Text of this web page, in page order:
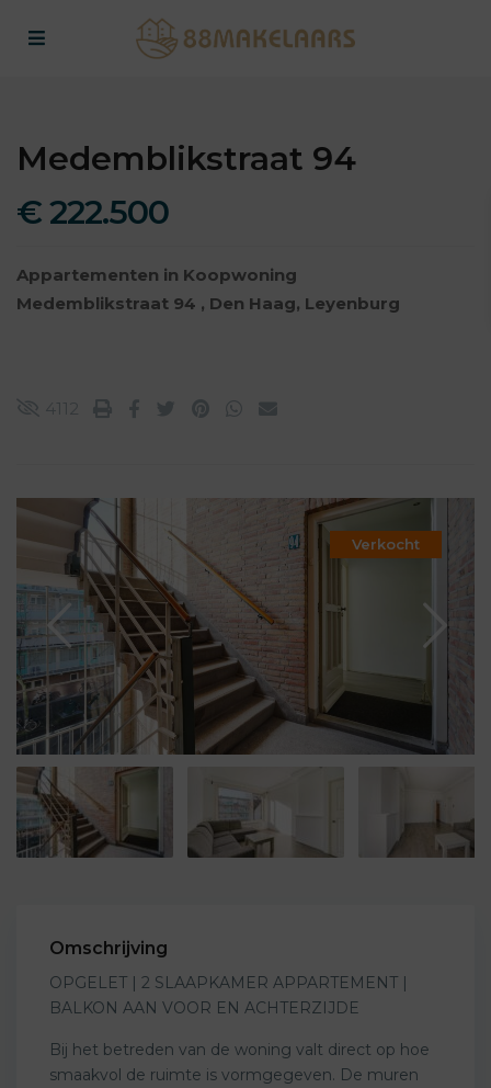
Medemblikstraat 94
€ 222.500
Appartementen in Koopwoning
Medemblikstraat 94 , Den Haag, Leyenburg
4112
Verkocht
Omschrijving
OPGELET | 2 SLAAPKAMER APPARTEMENT |
BALKON AAN VOOR EN ACHTERZIJDE
Bij het betreden van de woning valt direct op hoe
smaakvol de ruimte is vormgegeven. De muren